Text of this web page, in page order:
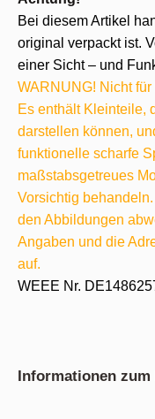
Bei diesem Artikel
original verpackt ist.
einer Sicht – und
WARNUNG! Nicht
Es enthält Kleinteile,
darstellen können,
funktionelle scharfe
maßstabsgetreues
Vorsichtig
den Abbildungen
Angaben und die
auf.
WEEE Nr.
Informationen